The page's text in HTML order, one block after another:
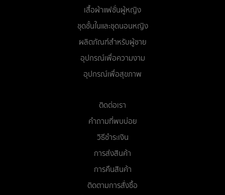
เสื้อผ้าแฟชั่นผู้หญิง
ชุดชั้นในและชุดนอนหญิง
ผลิตภัณฑ์สำหรับผู้ชาย
อุปกรณ์เพื่อความงาม
อุปกรณ์เพื่อสุขภาพ
ติดต่อเรา
คำถามที่พบบ่อย
วิธีชำระเงิน
การส่งสินค้า
การคืนสินค้า
ติดตามการสั่งซื้อ